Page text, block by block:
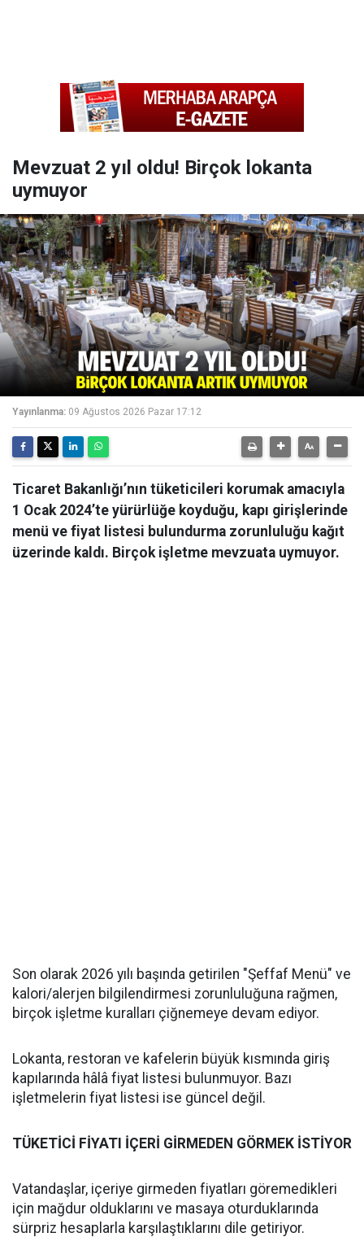
Mevzuat 2 yıl oldu! Birçok lokanta
uymuyor
Yayınlanma: 09 Ağustos 2026 Pazar 17:12
Ticaret Bakanlığı’nın tüketicileri korumak amacıyla
1 Ocak 2024’te yürürlüğe koyduğu, kapı girişlerinde
menü ve fiyat listesi bulundurma zorunluluğu kağıt
üzerinde kaldı. Birçok işletme mevzuata uymuyor.
Son olarak 2026 yılı başında getirilen "Şeffaf Menü" ve
kalori/alerjen bilgilendirmesi zorunluluğuna rağmen,
birçok işletme kuralları çiğnemeye devam ediyor.
Lokanta, restoran ve kafelerin büyük kısmında giriş
kapılarında hâlâ fiyat listesi bulunmuyor. Bazı
işletmelerin fiyat listesi ise güncel değil.
TÜKETİCİ FİYATI İÇERİ GİRMEDEN GÖRMEK İSTİYOR
Vatandaşlar, içeriye girmeden fiyatları göremedikleri
için mağdur olduklarını ve masaya oturduklarında
sürpriz hesaplarla karşılaştıklarını dile getiriyor.